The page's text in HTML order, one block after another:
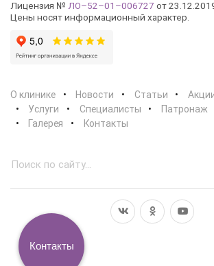
Лицензия № ЛО–52–01–006727 от
Цены носят информационный характер.
О клинике Новости Статьи
Услуги
Специалисты Патронаж
Галерея
Контакты
Контакты